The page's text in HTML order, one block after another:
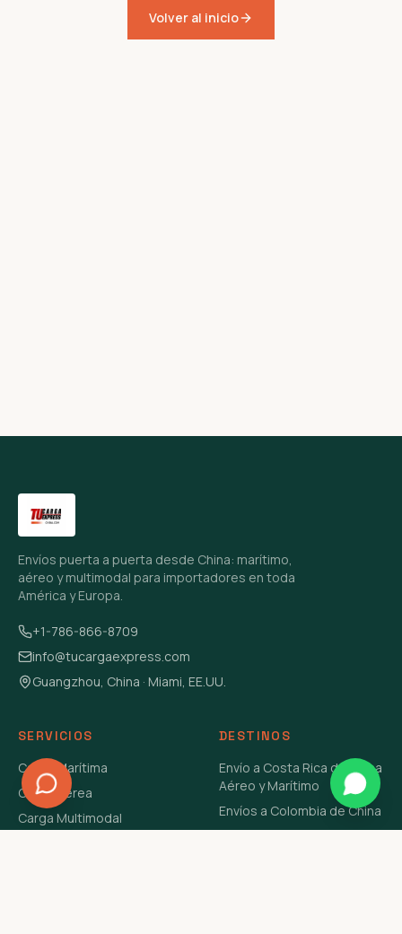
Volver al inicio
Envíos puerta a puerta desde China: marítimo,
aéreo y multimodal para importadores en toda
América y Europa.
+1-786-866-8709
info@tucargaexpress.com
Guangzhou, China · Miami, EE.UU.
SERVICIOS
Carga Marítima
Carga Aérea
Carga Multimodal
DESTINOS
Envío a Costa Rica de China
Aéreo y Marítimo
Envíos a Colombia de China